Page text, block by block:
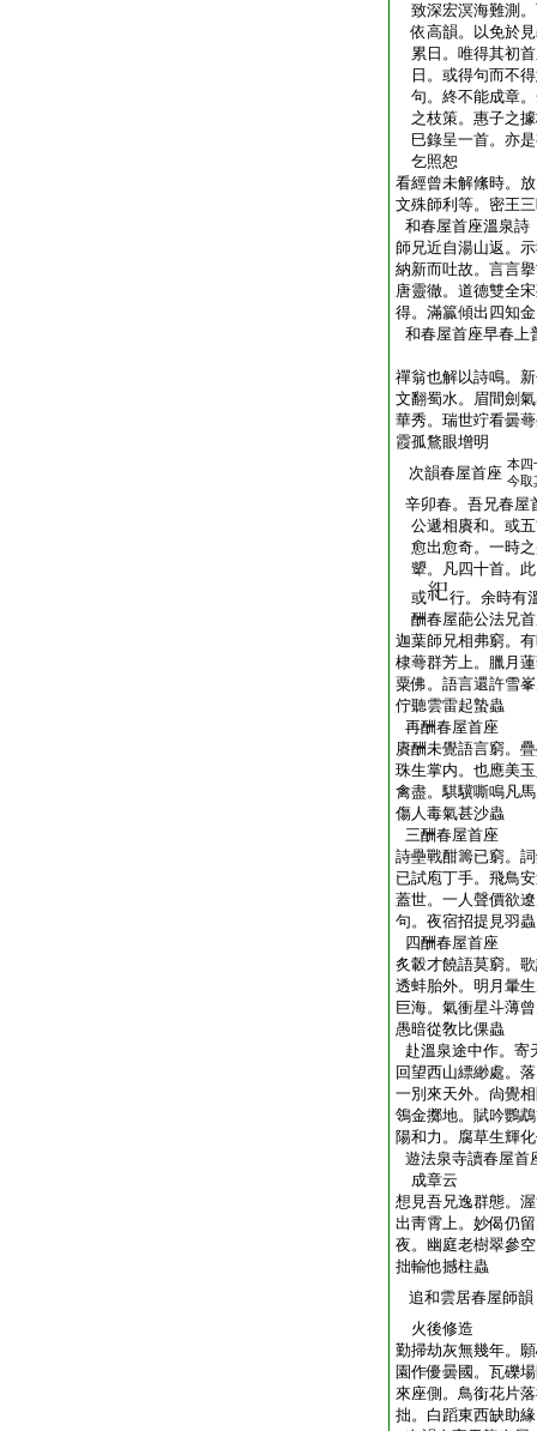
致深宏溟海難測
依高韻。以免於
累日。唯得其初
日。或得句而不
句。終不能成章
之枝策。惠子之
巳錄呈一首。亦
乞照恕
看經曾未解絛時。
文殊師利等。密王
和春屋首座溫泉詩
師兄近自湯山返。
納新而吐故。言言
唐靈徹。道德雙全
得。滿籯傾出四知金
和春屋首座早春上
禪翁也解以詩鳴。
文翻蜀水。眉間劍
華秀。瑞世竚看曇
霞孤鶩眼增明
次韻春屋首座 本四
今取
辛卯春。吾兄春屋
公遞相賡和。或
愈出愈奇。一時
顰。凡四十首。
或
行。余時有
酬春屋葩公法兄
迦葉師兄相弗窮。
棣蕚群芳上。臘月
粟佛。語言還許雪
佇聽雲雷起蟄蟲
再酬春屋首座
賡酬未覺語言窮。
珠生掌内。也應美
禽盡。騏驥嘶鳴凡
傷人毒氣甚沙蟲
三酬春屋首座
詩壘戰酣籌已窮。
已試庖丁手。飛鳥
蓋世。一人聲價欲
句。夜宿招提見羽蟲
四酬春屋首座
炙轂才饒語莫窮。
透蚌胎外。明月暈
巨海。氣衝星斗薄
愚暗從敎比倮蟲
赴溫泉途中作。寄
回望西山縹緲處。
一別來天外。尙覺
鴒金擲地。賦吟鸚
陽和力。腐草生輝
遊法泉寺讀春屋首
成章云
想見吾兄逸群態。
出靑霄上。妙偈仍
夜。幽庭老樹翠參
拙輸他撼柱蟲
追和雲居春屋師韻
火後修造
勤掃劫灰無幾年。
園作優曇國。瓦礫
來座側。鳥銜花片
拙。白蹈東西缺助緣